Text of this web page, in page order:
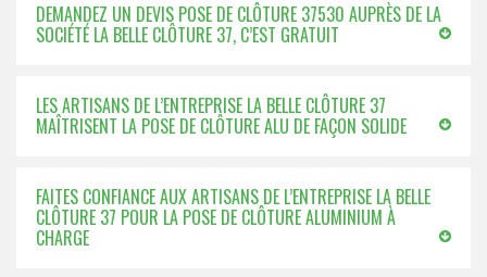
DEMANDEZ UN DEVIS POSE DE CLÔTURE 37530 AUPRÈS DE LA
SOCIÉTÉ LA BELLE CLÔTURE 37, C’EST GRATUIT
LES ARTISANS DE L’ENTREPRISE LA BELLE CLÔTURE 37
MAÎTRISENT LA POSE DE CLÔTURE ALU DE FAÇON SOLIDE
FAITES CONFIANCE AUX ARTISANS DE L’ENTREPRISE LA BELLE
CLÔTURE 37 POUR LA POSE DE CLÔTURE ALUMINIUM À
CHARGE